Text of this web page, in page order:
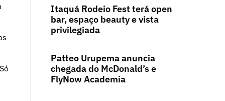
Itaquá Rodeio Fest terá open
bar, espaço beauty e vista
privilegiada
Patteo Urupema anuncia
chegada do McDonald’s e
FlyNow Academia